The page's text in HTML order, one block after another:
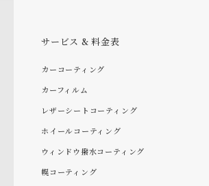
サービス & 料金表
カーコーティング
カーフィルム
レザーシートコーティング
ホイールコーティング
ウィンドウ撥水コーティング
幌コーティング